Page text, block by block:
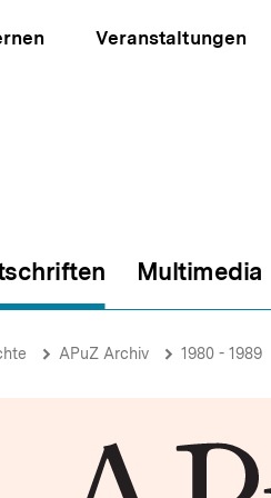
Veranstaltungen
Multimedia
APuZ Archiv 1980 - 1989